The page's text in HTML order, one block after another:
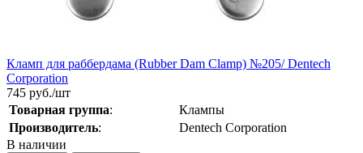
Кламп для раббердама (Rubber Dam Clamp) №205/ Dentech
Corporation
745 руб./шт
Товарная группа:
Клампы
Производитель:
Dentech Corporation
В наличии